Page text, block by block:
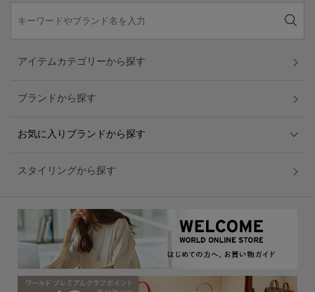
アイテムカテゴリーから探す
ブランドから探す
お気に入りブランドから探す
スタイリングから探す